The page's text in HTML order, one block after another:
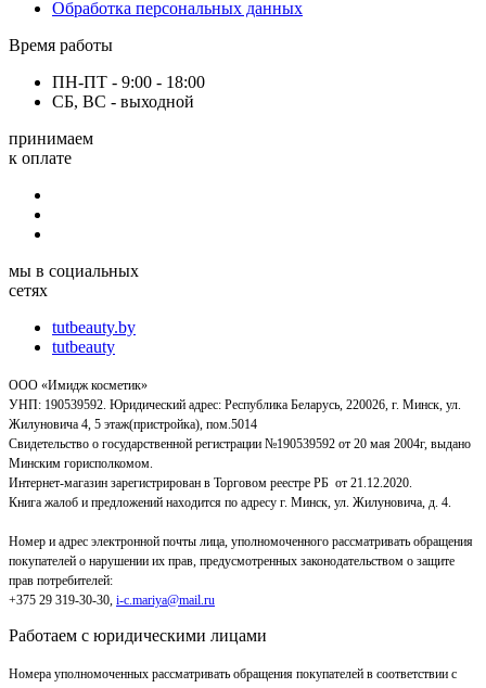
Обработка персональных данных
Время работы
ПН-ПТ - 9:00 - 18:00
СБ, ВС - выходной
принимаем
к оплате
мы в социальных
сетях
tutbeauty.by
tutbeauty
ООО «Имидж косметик»
УНП: 190539592. Юридический адрес: Республика Беларусь, 220026, г. Минск, ул.
Жилуновича 4, 5 этаж(пристройка), пом.5014
Свидетельство о государственной регистрации №190539592 от 20 мая 2004г, выдано
Минским горисполкомом.
Интернет-магазин зарегистрирован в Торговом реестре РБ от 21.12.2020.
Книга жалоб и предложений находится по адресу г. Минск, ул. Жилуновича, д. 4.
Номер и адрес электронной почты лица, уполномоченного рассматривать обращения
покупателей о нарушении их прав, предусмотренных законодательством о защите
прав потребителей:
+375 29 319-30-30, i-c.mariya@mail.ru
Работаем с юридическими лицами
Номера уполномоченных рассматривать обращения покупателей в соответствии с